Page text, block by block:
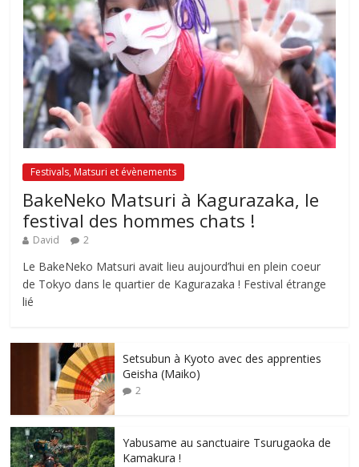
Festivals, Matsuri et évènements
BakeNeko Matsuri à Kagurazaka, le
festival des hommes chats !
David 2
Le BakeNeko Matsuri avait lieu aujourd’hui en plein coeur
de Tokyo dans le quartier de Kagurazaka ! Festival étrange
lié
Setsubun à Kyoto avec des apprenties
Geisha (Maiko)
2
Yabusame au sanctuaire Tsurugaoka de
Kamakura !